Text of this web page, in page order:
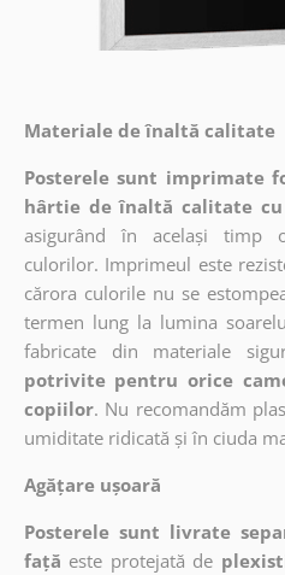
Materiale de înaltă calitate
Posterele sunt imprimate
hârtie de înaltă calitate
asigurând în același timp
culorilor. Imprimeul este
cărora culorile nu se
termen lung la lumina
fabricate din materiale
potrivite pentru orice
copiilor. Nu recomandăm
umiditate ridicată și în ciuda
Agățare ușoară
Posterele sunt livrate
față este protejată de